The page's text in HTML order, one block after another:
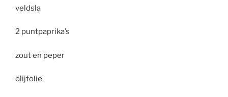
veldsla
2 puntpaprika’s
zout en peper
olijfolie